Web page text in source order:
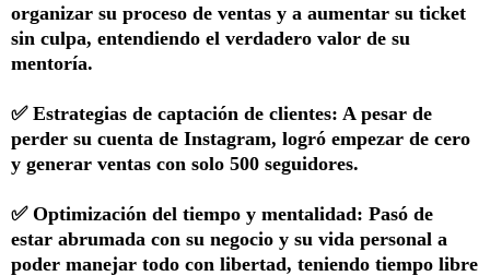
organizar su proceso de ventas y a aumentar su ticket
sin culpa, entendiendo el verdadero valor de su
mentoría.
✅ Estrategias de captación de clientes: A pesar de
perder su cuenta de Instagram, logró empezar de cero
y generar ventas con solo 500 seguidores.
✅ Optimización del tiempo y mentalidad: Pasó de
estar abrumada con su negocio y su vida personal a
poder manejar todo con libertad, teniendo tiempo libre